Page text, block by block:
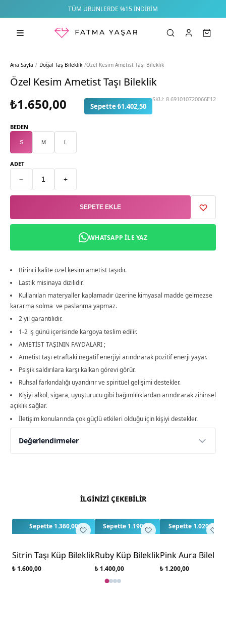
TÜM ÜRÜNLERDE %15 İNDIRIM
Ana Sayfa / Doğal Taş Bileklik /Özel Kesim Ametist Taşı Bileklik
Özel Kesim Ametist Taşı Bileklik
₺1.650,00 Sepette ₺1.402,50
SKU: 8.691010720066E12
BEDEN
S M L
ADET
− +
SEPETE EKLE
WHATSAPP ILE YAZ
Birinci kalite özel kesim ametist taşıdır.
Lastik misinaya dizilidir.
Kullanılan materyaller kaplamadır üzerine kimyasal madde gelmezse
kararma solma ve paslanma yapmaz.
2 yıl garantilidir.
1-2 iş günü içerisinde kargoya teslim edilir.
AMETİST TAŞININ FAYDALARI ;
Ametist taşı etraftaki negatif enerjiyi arındırarak pozitif enerji yayar.
Psişik saldırılara karşı kalkan görevi görür.
Ruhsal farkındalığı uyandırır ve spiritüel gelişimi destekler.
Kişiyi alkol, sigara, uyuşturucu gibi bağımlılıklardan arındırarak zihinsel
açıklık sağlar.
İletişim konularında çok güçlü etkileri olduğu için kişiyi destekler.
Değerlendirmeler
Bu ürün için henüz değerlendirme yapılmamış.
İLGİNİZİ ÇEKEBİLİR
Sepette 1.360,00
Sitrin Taşı Küp Bileklik
₺ 1.600,00
Sepette 1.190,00
Ruby Küp Bileklik
₺ 1.400,00
Sepette 1.020,00
Pink Aura Bileklik
₺ 1.200,00